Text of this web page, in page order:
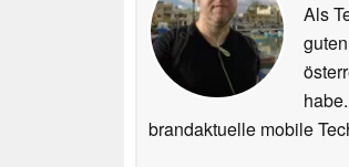
Als
brandaktuelle mobile